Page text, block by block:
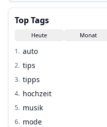
Top Tags
Heute Monat
1. auto
2. tips
3. tipps
4. hochzeit
5. musik
6. mode